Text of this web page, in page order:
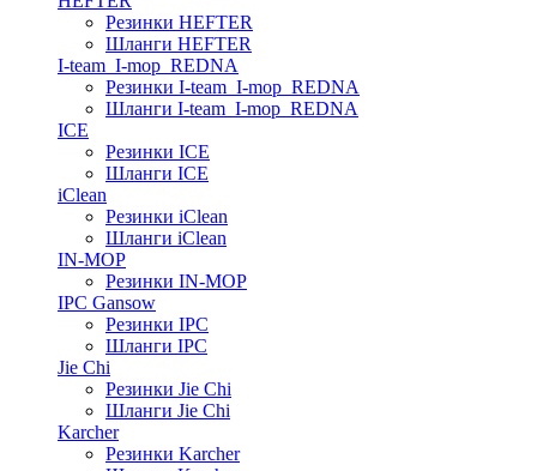
Резинки HEFTER
Шланги HEFTER
I-team_I-mop_REDNA
Резинки I-team_I-mop_REDNA
Шланги I-team_I-mop_REDNA
ICE
Резинки ICE
Шланги ICE
iClean
Резинки iClean
Шланги iClean
IN-MOP
Резинки IN-MOP
IPC Gansow
Резинки IPC
Шланги IPC
Jie Chi
Резинки Jie Chi
Шланги Jie Chi
Karcher
Резинки Karcher